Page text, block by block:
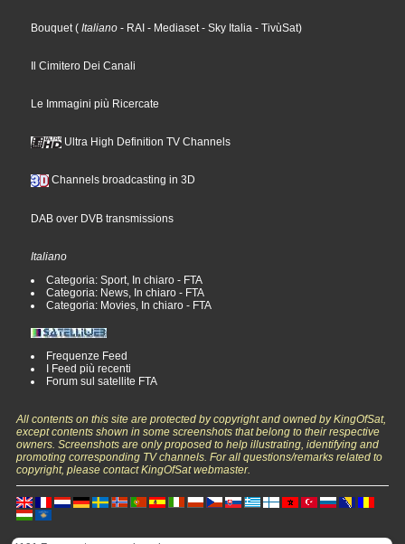
Bouquet ( Italiano - RAI - Mediaset - Sky Italia - TivùSat)
Il Cimitero Dei Canali
Le Immagini più Ricercate
Ultra High Definition TV Channels
Channels broadcasting in 3D
DAB over DVB transmissions
Italiano
Categoria: Sport, In chiaro - FTA
Categoria: News, In chiaro - FTA
Categoria: Movies, In chiaro - FTA
Frequenze Feed
I Feed più recenti
Forum sul satellite FTA
All contents on this site are protected by copyright and owned by KingOfSat,
except contents shown in some screenshots that belong to their respective
owners. Screenshots are only proposed to help illustrating, identifying and
promoting corresponding TV channels. For all questions/remarks related to
copyright, please contact KingOfSat webmaster.